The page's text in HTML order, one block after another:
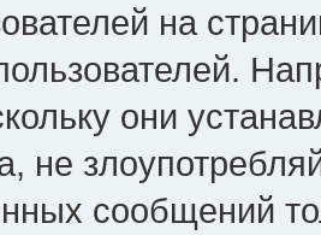
на
они
не
сообщений